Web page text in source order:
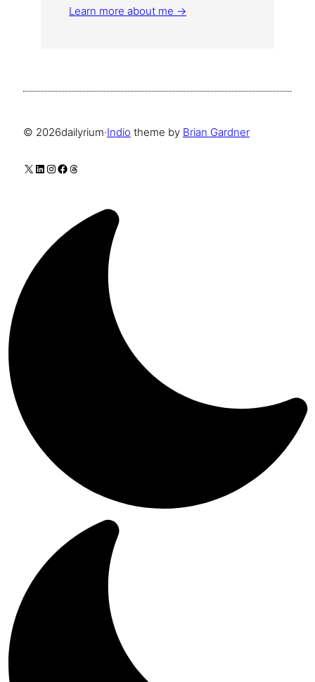
Learn more about me →
© 2026dailyrium·Indio theme by Brian Gardner
X LinkedIn
Instagram
Facebook
Threads